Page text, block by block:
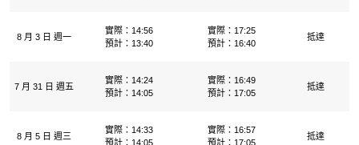
8 月 3 日 週一
實際：14:56
預計：13:40
實際：17:25
預計：16:40
抵達
7 月 31 日 週五
實際：14:24
預計：14:05
實際：16:49
預計：17:05
抵達
8 月 5 日 週三
實際：14:33
預計：14:05
實際：16:57
預計：17:05
抵達